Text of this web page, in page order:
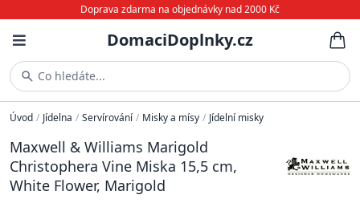
Doprava zdarma na objednávky nad 2000 Kč
DomaciDoplnky.cz
Co hledáte...
Úvod / Jídelna / Servírování / Misky a mísy / Jídelní misky
Maxwell & Williams Marigold
Christophera Vine Miska 15,5 cm,
White Flower, Marigold